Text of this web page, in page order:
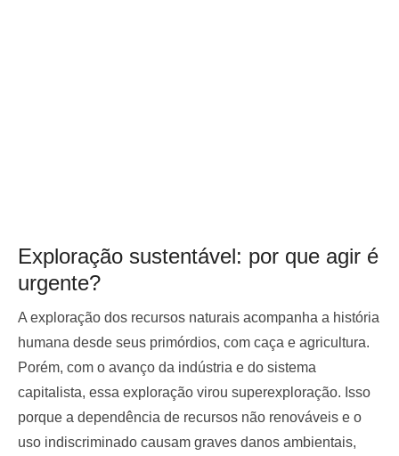
Exploração sustentável: por que agir é
urgente?
A exploração dos recursos naturais acompanha a história
humana desde seus primórdios, com caça e agricultura.
Porém, com o avanço da indústria e do sistema
capitalista, essa exploração virou superexploração. Isso
porque a dependência de recursos não renováveis e o
uso indiscriminado causam graves danos ambientais,